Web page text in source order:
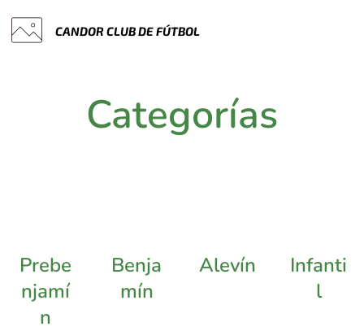
CANDORCLUBDEFÚTBOL
Categorías
Prebe
njamí
n
Benja
mín
Alevín
Infanti
l